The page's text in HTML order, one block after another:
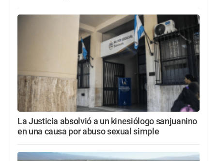
La Justicia absolvió a un kinesiólogo sanjuanino
en una causa por abuso sexual simple